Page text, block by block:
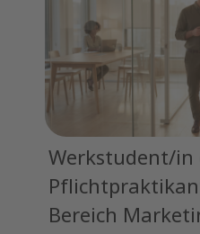
Werkstudent/in
Bereich